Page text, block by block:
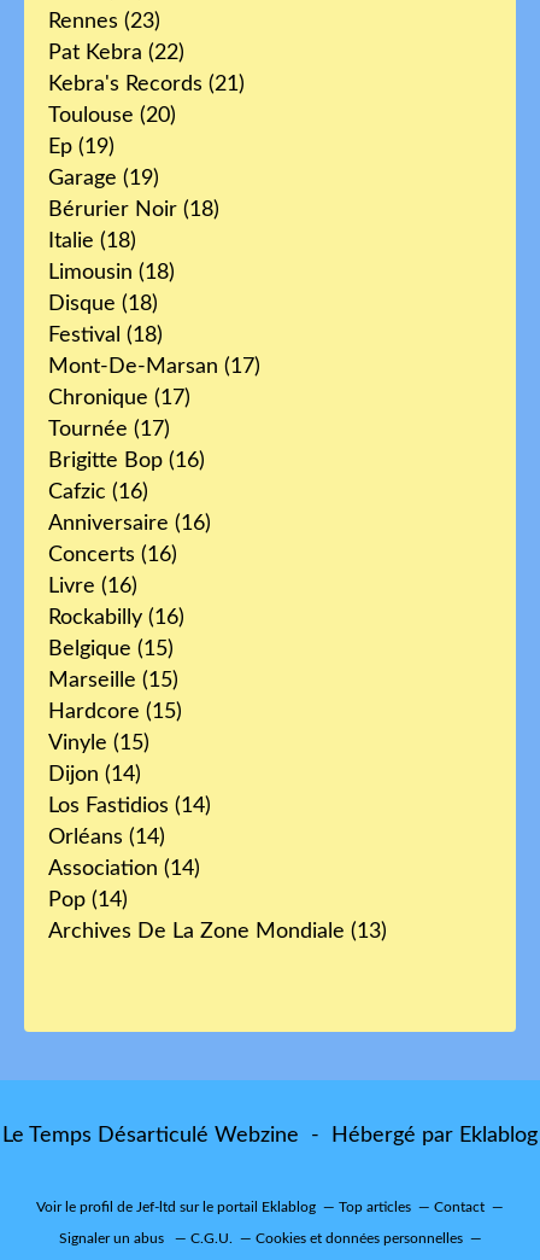
Rennes (23)
Pat Kebra (22)
Kebra's Records (21)
Toulouse (20)
Ep (19)
Garage (19)
Bérurier Noir (18)
Italie (18)
Limousin (18)
Disque (18)
Festival (18)
Mont-De-Marsan (17)
Chronique (17)
Tournée (17)
Brigitte Bop (16)
Cafzic (16)
Anniversaire (16)
Concerts (16)
Livre (16)
Rockabilly (16)
Belgique (15)
Marseille (15)
Hardcore (15)
Vinyle (15)
Dijon (14)
Los Fastidios (14)
Orléans (14)
Association (14)
Pop (14)
Archives De La Zone Mondiale (13)
Le Temps Désarticulé Webzine - Hébergé par Eklablog
Voir le profil de Jef-ltd sur le portail Eklablog Top articles Contact
Signaler un abus C.G.U. Cookies et données personnelles